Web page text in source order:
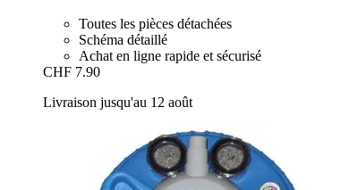
Toutes les pièces détachées
Schéma détaillé
Achat en ligne rapide et sécurisé
CHF 7.90
Livraison jusqu'au 12 août